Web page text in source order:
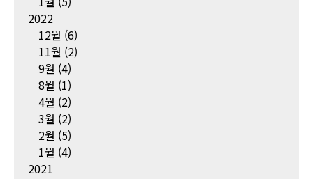
2022
12월 (6)
11월 (2)
9월 (4)
8월 (1)
4월 (2)
3월 (2)
2월 (5)
1월 (4)
2021